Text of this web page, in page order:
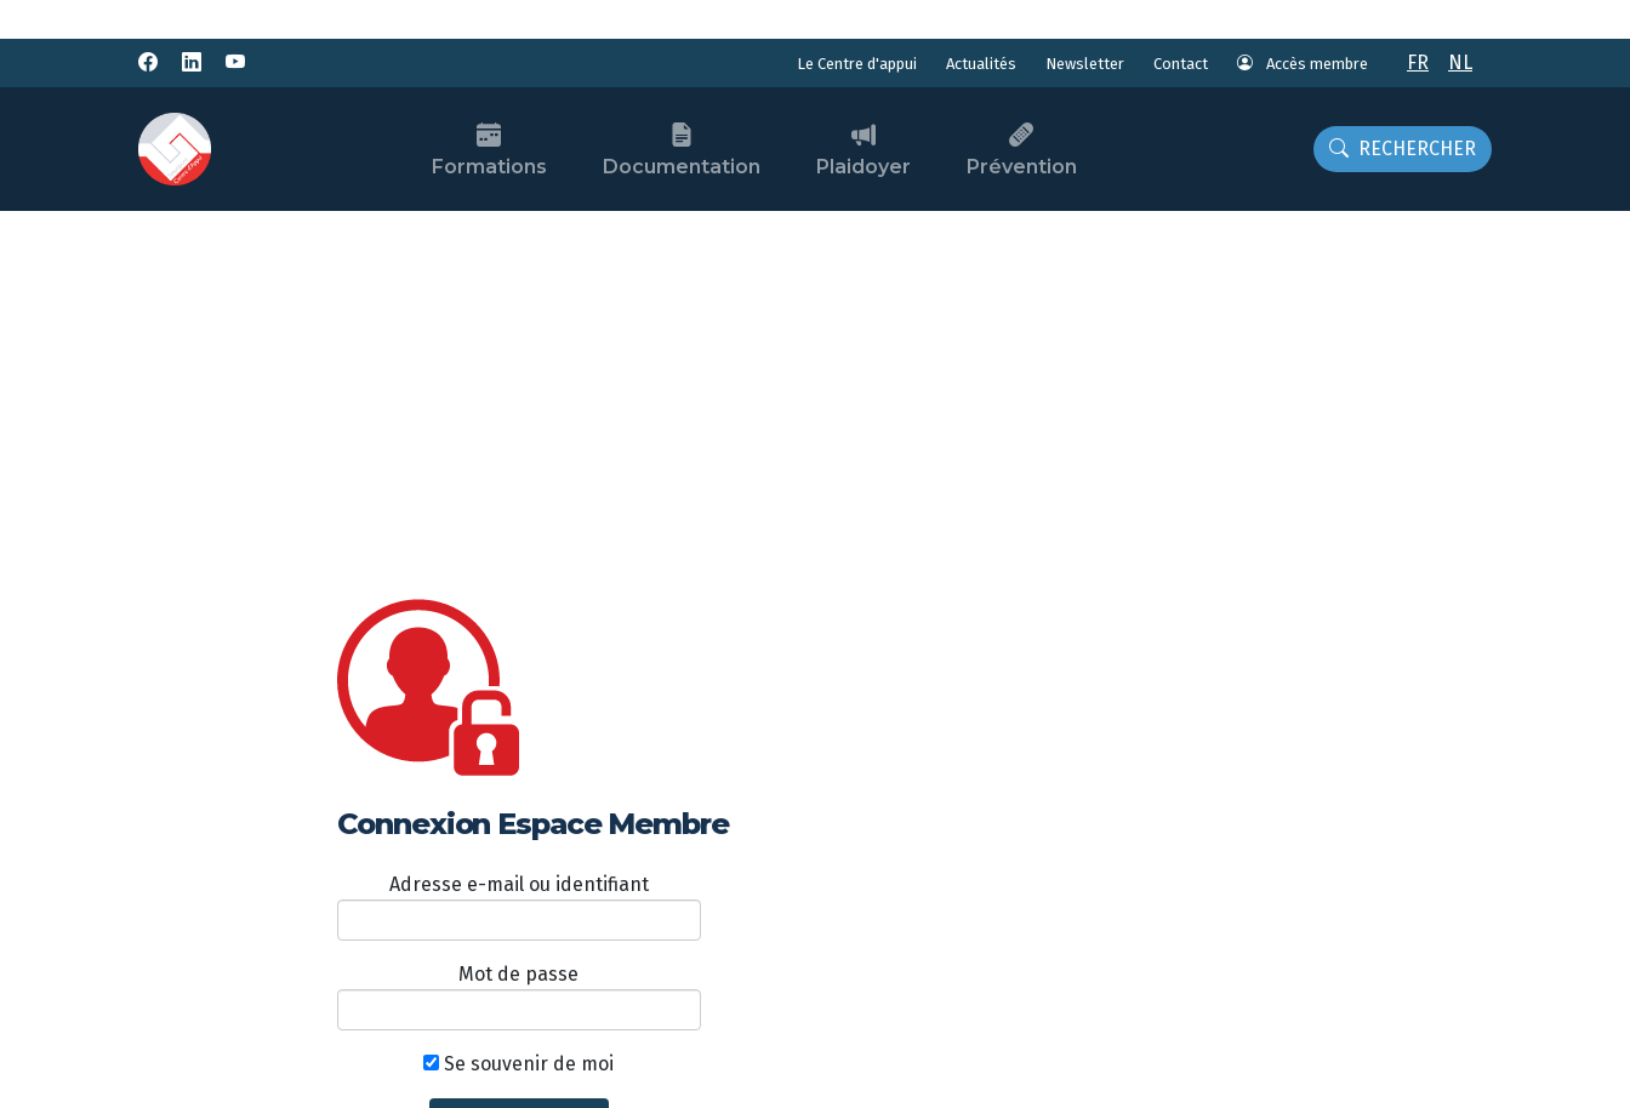
Le Centre d'appui Actualités Newsletter Contact Accès membre FR NL
Formations Documentation Plaidoyer Prévention
RECHERCHER
Connexion Espace Membre
Adresse e-mail ou identifiant
Mot de passe
Se souvenir de moi